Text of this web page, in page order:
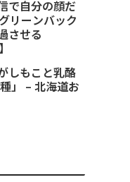
で自分の顔だ
リーンバック
させる
しもこと乳酪
」 – 北海道お